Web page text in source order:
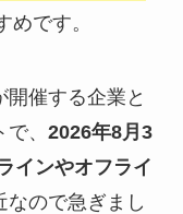
です。
開催する企業と
、 2026年8月3
インやオフライ
ので急ぎまし